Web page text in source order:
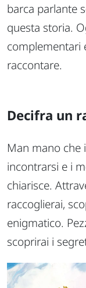
barca parlante
questa storia.
complementari
raccontare.
Decifra un
Man mano che
incontrarsi e i
chiarisce.
raccoglierai,
enigmatico.
scoprirai i